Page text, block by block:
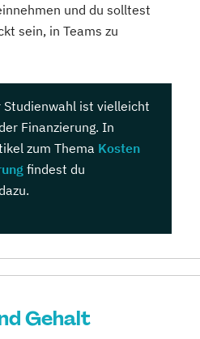
und du solltest
sein, in Teams zu
Studienwahl ist vielleicht
Finanzierung. In
zum Thema Kosten
findest du
Gehalt